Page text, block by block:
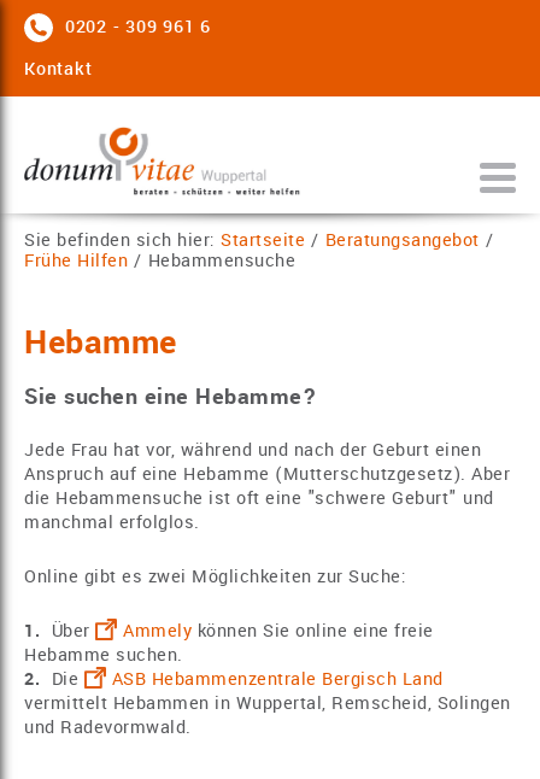
0202 - 309 961 6
Kontakt
Sie befinden sich hier: Startseite / Beratungsangebot /
Frühe Hilfen / Hebammensuche
Hebamme
Sie suchen eine Hebamme?
Jede Frau hat vor, während und nach der Geburt einen
Anspruch auf eine Hebamme (Mutterschutzgesetz). Aber
die Hebammensuche ist oft eine "schwere Geburt" und
manchmal erfolglos.
Online gibt es zwei Möglichkeiten zur Suche:
Über Ammely können Sie online eine freie
Hebamme suchen.
Die
ASB Hebammenzentrale Bergisch Land
vermittelt Hebammen in Wuppertal, Remscheid, Solingen
und Radevormwald.